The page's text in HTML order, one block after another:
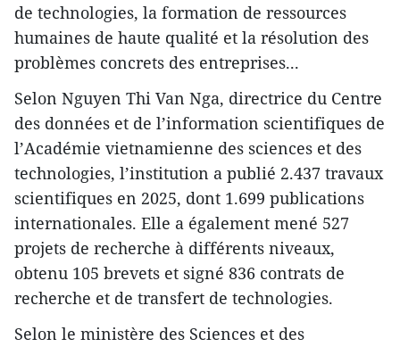
de technologies, la formation de ressources
humaines de haute qualité et la résolution des
problèmes concrets des entreprises...
Selon Nguyen Thi Van Nga, directrice du Centre
des données et de l’information scientifiques de
l’Académie vietnamienne des sciences et des
technologies, l’institution a publié 2.437 travaux
scientifiques en 2025, dont 1.699 publications
internationales. Elle a également mené 527
projets de recherche à différents niveaux,
obtenu 105 brevets et signé 836 contrats de
recherche et de transfert de technologies.
Selon le ministère des Sciences et des